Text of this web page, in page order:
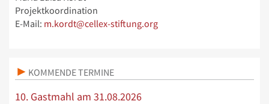
Projektkoordination
E-Mail: m.kordt@cellex-stiftung.org
KOMMENDE TERMINE
10. Gastmahl am 31.08.2026